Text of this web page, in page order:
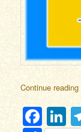
Continue reading